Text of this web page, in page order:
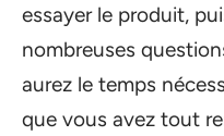
essayer le produit,
nombreuses
aurez le temps
que vous avez tout